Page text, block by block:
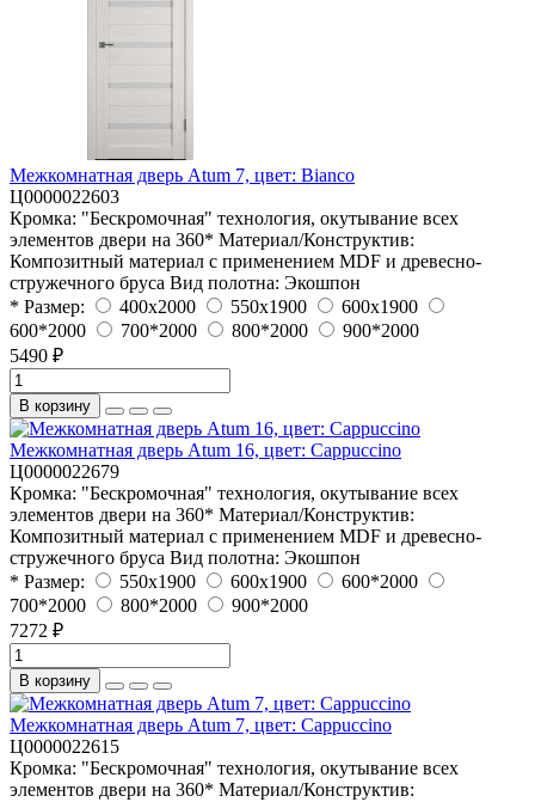
Межкомнатная дверь Atum 7, цвет: Bianco
Ц0000022603
Кромка: "Бескромочная" технология, окутывание всех
элементов двери на 360* Материал/Конструктив:
Композитный материал с применением MDF и древесно-
стружечного бруса Вид полотна: Экошпон
* Размер:
400x2000 550x1900
600x1900
600*2000
700*2000 800*2000
900*2000
5490 ₽
В корзину
Межкомнатная дверь Atum 16, цвет: Cappuccino
Ц0000022679
Кромка: "Бескромочная" технология, окутывание всех
элементов двери на 360* Материал/Конструктив:
Композитный материал с применением MDF и древесно-
стружечного бруса Вид полотна: Экошпон
* Размер:
550x1900 600x1900
600*2000
700*2000
800*2000
900*2000
7272 ₽
В корзину
Межкомнатная дверь Atum 7, цвет: Cappuccino
Ц0000022615
Кромка: "Бескромочная" технология, окутывание всех
элементов двери на 360* Материал/Конструктив: